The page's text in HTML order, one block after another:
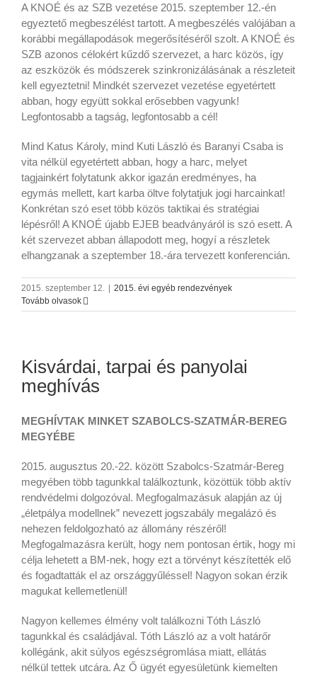
A KNOÉ és az SZB vezetése 2015. szeptember 12.-én
egyeztető megbeszélést tartott. A megbeszélés valójában a
korábbi megállapodások megerősítéséről szolt. A KNOÉ és
SZB azonos célokért kűzdő szervezet, a harc közös, így
az eszközök és módszerek szinkronizálásának a részleteit
kell egyeztetni! Mindkét szervezet vezetése egyetértett
abban, hogy együtt sokkal erősebben vagyunk!
Legfontosabb a tagság, legfontosabb a cél!
Mind Katus Károly, mind Kuti László és Baranyi Csaba is
vita nélkül egyetértett abban, hogy a harc, melyet
tagjainkért folytatunk akkor igazán eredményes, ha
egymás mellett, kart karba öltve folytatjuk jogi harcainkat!
Konkrétan szó eset több közös taktikai és stratégiai
lépésről! A KNOÉ újabb EJEB beadványáról is szó esett. A
két szervezet abban állapodott meg, hogyí a részletek
elhangzanak a szeptember 18.-ára tervezett konferencián.
2015. szeptember 12.
2015. évi egyéb rendezvények
Tovább olvasok
Kisvárdai, tarpai és panyolai
meghívás
MEGHÍVTAK MINKET SZABOLCS-SZATMÁR-BEREG
MEGYÉBE
2015. augusztus 20.-22. között Szabolcs-Szatmár-Bereg
megyében több tagunkkal találkoztunk, közöttük több aktív
rendvédelmi dolgozóval. Megfogalmazásuk alapján az új
„életpálya modellnek” nevezett jogszabály megalázó és
nehezen feldolgozható az állomány részéről!
Megfogalmazásra került, hogy nem pontosan értik, hogy mi
célja lehetett a BM-nek, hogy ezt a törvényt készítették elő
és fogadtatták el az országgyűléssel! Nagyon sokan érzik
magukat kellemetlenül!
Nagyon kellemes élmény volt találkozni Tóth László
tagunkkal és családjával. Tóth László az a volt határőr
kollégánk, akit súlyos egészségromlása miatt, ellátás
nélkül tettek utcára. Az Ő ügyét egyesületünk kiemelten